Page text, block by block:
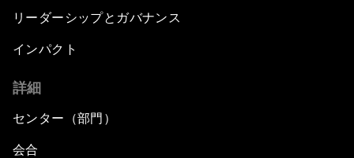
リーダーシップとガバナンス
インパクト
詳細
センター（部門）
会合